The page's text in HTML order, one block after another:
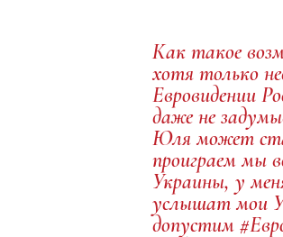
Как такое
хотя только
Евровидении
даже не
Юля может
проиграем мы
Украины, у
услышат мои
допустим